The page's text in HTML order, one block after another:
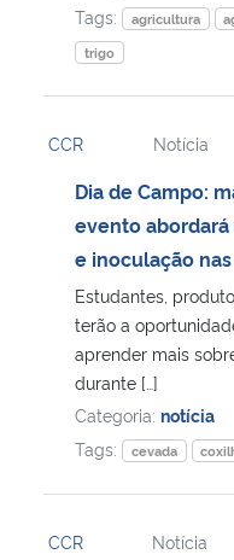
Tags:
agricultura
trigo
CCR Notícia
Dia de Campo:
evento
e inoculação
Estudantes,
terão a
aprender mais
durante […]
Categoria: notícia
Tags:
cevada
CCR Notícia